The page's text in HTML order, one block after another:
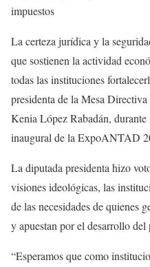
impuestos
La certeza jurídica y la
que sostienen la actividad
todas las instituciones
presidenta de la Mesa
Kenia López Rabadán,
inaugural de la ExpoANTAD
La diputada presidenta hizo
visiones ideológicas, las
de las necesidades de quienes
y apuestan por el desarrollo del
“Esperamos que como